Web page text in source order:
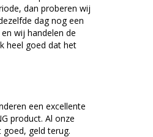
dan proberen wij
dag nog een
wij handelen de
heel goed dat het
een excellente
product. Al onze
geld terug.